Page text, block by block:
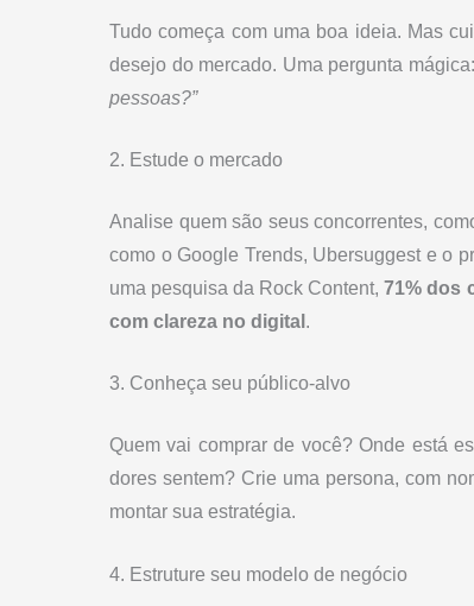
Tudo começa com uma boa ideia. Mas
desejo do mercado. Uma pergunta mágica:
pessoas?”
2. Estude o mercado
Analise quem são seus concorrentes,
como o Google Trends, Ubersuggest e o
uma pesquisa da Rock Content,71% dos
com clareza no digital .
3. Conheça seu público-alvo
Quem vai comprar de você? Onde está
dores sentem? Crie uma persona, com
montar sua estratégia.
4. Estruture seu modelo de negócio